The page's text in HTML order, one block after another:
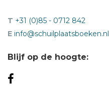
T +31 (0)85 - 0712 842
E info@schuilplaatsboeken.nl
Blijf op de hoogte: